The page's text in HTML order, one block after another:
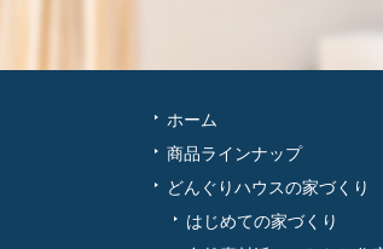
ホーム
商品ラインナップ
どんぐりハウスの家づくり
はじめての家づくり